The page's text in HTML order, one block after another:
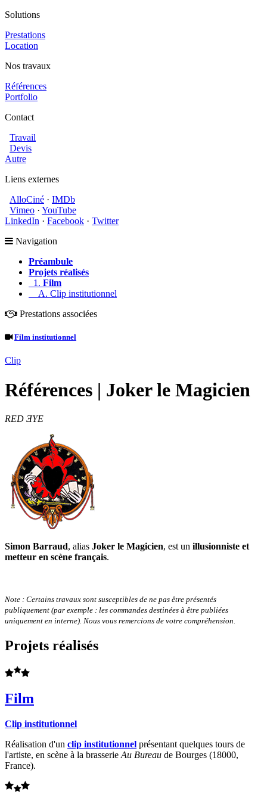
Solutions
Prestations
Location
Nos travaux
Références
Portfolio
Contact
Travail
Devis
Autre
Liens externes
AlloCiné · IMDb
Vimeo · YouTube
LinkedIn · Facebook · Twitter
Navigation
Préambule
Projets réalisés
1. Film
A. Clip institutionnel
Prestations associées
Film institutionnel
Clip
Références | Joker le Magicien
RED ƎYE
Simon Barraud, alias Joker le Magicien, est un illusionniste et
metteur en scène français.
Note : Certains travaux sont susceptibles de ne pas être présentés
publiquement (par exemple : les commandes destinées à être publiées
uniquement en interne). Nous vous remercions de votre compréhension.
Projets réalisés
Film
Clip institutionnel
Réalisation d'un clip institutionnel présentant quelques tours de
l'artiste, en scène à la brasserie Au Bureau de Bourges (18000,
France).